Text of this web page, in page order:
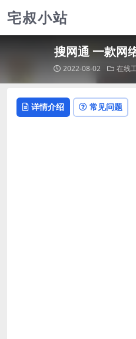
宅叔小站
搜网通 一款网
2022-08-02 在线
详情介绍 常见问题